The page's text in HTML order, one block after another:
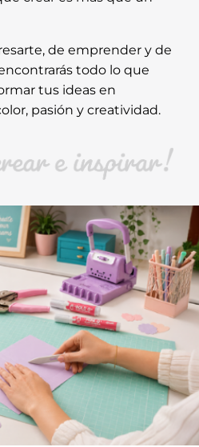
de emprender y de
todo lo que
tus ideas en
pasión y creatividad.